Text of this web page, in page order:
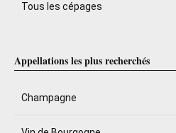
Tous les cépages
Appellations les plus recherchés
Champagne